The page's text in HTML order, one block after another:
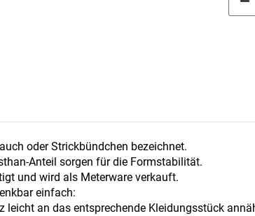
oder Strickbündchen bezeichnet.
Anteil sorgen für die Formstabilität.
und wird als Meterware verkauft.
einfach:
leicht an das entsprechende Kleidungsstück